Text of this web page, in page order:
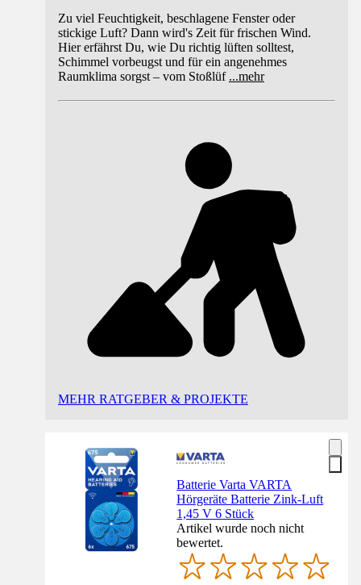
Zu viel Feuchtigkeit, beschlagene Fenster oder
stickige Luft? Dann wird's Zeit für frischen Wind.
Hier erfährst Du, wie Du richtig lüften solltest,
Schimmel vorbeugst und für ein angenehmes
Raumklima sorgst – vom Stoßlüf ...mehr
MEHR RATGEBER & PROJEKTE
Batterie Varta VARTA
Hörgeräte Batterie Zink-Luft
1,45 V 6 Stück
Artikel wurde noch nicht
bewertet.